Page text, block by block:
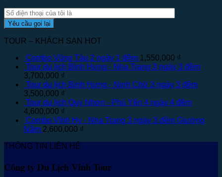
TOUR – KHÁCH SẠN HOT
Combo Vũng Tàu 2 ngày 1 đêm 1,550,000 ₫
Tour du lịch Bình Hưng - Nha Trang 3 ngày 3 đêm
3,700,000 ₫
Tour du lịch Bình Hưng - Ninh Chữ 3 ngày 3 đêm
3,500,000 ₫
Tour du lịch Quy Nhơn - Phú Yên 4 ngày 4 đêm
4,600,000 ₫
Combo Vĩnh Hy - Nha Trang 3 ngày 3 đêm Giường
Nằm 2,600,000 ₫
THÔNG TIN LIÊN HỆ
Công ty Du Lịch Vinh Tour